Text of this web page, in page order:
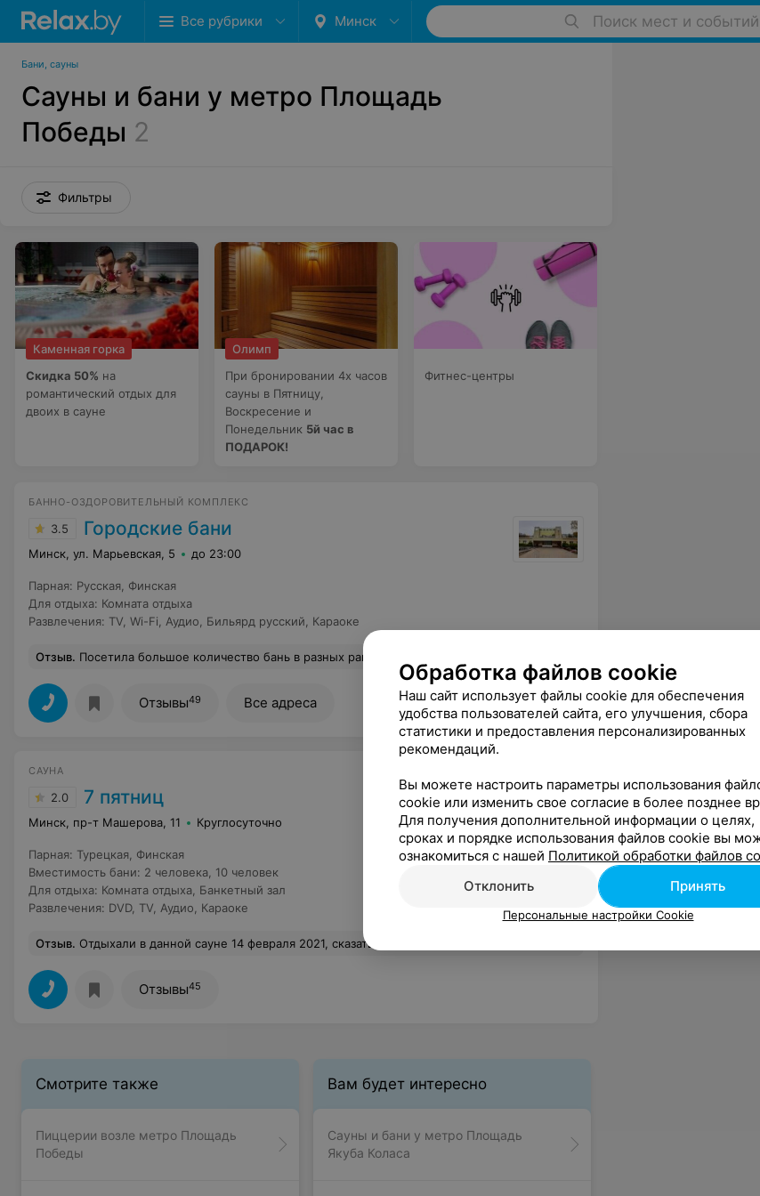
Все рубрики Минск Поиск мест и событий
Бани, сауны
Сауны и бани у метро Площадь
Победы 2
Фильтры
Каменная горка
Скидка 50% на
романтический отдых для
двоих в сауне
Олимп
При бронировании 4х часов
сауны в Пятницу,
Воскресение и
Понедельник 5й час в
ПОДАРОК!
Фитнес-центры
БАННО-ОЗДОРОВИТЕЛЬНЫЙ КОМПЛЕКС
3.5 Городские бани
Минск, ул. Марьевская, 5 до 23:00
Парная: Русская Финская
Для отдыха: Комната отдыха
Развлечения: TV Wi-Fi Аудио Бильярд русский Караоке
Отзыв. Посетила большое количество бань в разных районах Минска. Лично для меня- это баня самая лучшая!!! Устраивает все!! Парные, бассейн, персонал, помывочные и т. д. - ни одного минуса не нашла!! Посетив эту баньку- выхожу довольная и счастливая!!! Спасибо всему персоналу!!! Ушла на пенсию, переехала жить за город (50 ки. От Минска), но минимум 1 раз в месяц посещаю эту баньку!!!
Отзывы49 Все адреса
САУНА
2.0 7 пятниц
Минск, пр-т Машерова, 11 Круглосуточно
Парная: Турецкая Финская
Вместимость бани: 2 человека 10 человек
Для отдыха: Комната отдыха Банкетный зал
Развлечения: DVD, TV Аудио Караоке
Отзыв. Отдыхали в данной сауне 14 февраля 2021, сказать что моему ужасу был предел, его просто не было, один сплошной кошмар! Стоимость данного места не уступает саунам наивысшего уровня. Фото, которое предоставляется на сайте старые, возможно когда-то там было хорошо. На сегодняшний момент, это одна сплошная плесень и чернота, черный бассейн, черные стены, двери, разбитая плитка, которая просто прикрыта ковриками. Все грязное, стеклянные двери в сауну не видели никогда уборки, доска в сауне в плачевном состоянии, просто висит на чем попало, роспись на стенах (возможно когда-то красивая) просто в черной плесени. Как сказал нам администратор - да у нас плохо, да нам нужен ремонт, так вот в первую очередь нужно просто убирать перед приходом гостей, а не драть с людей деньги Любой ремонт можно угробить не поддерживая чистоту, плюс все же есть - теплый бассейн, правда в нем глядя на ситуацию вокруг просто страшно плавать. Не хотели портить себе вечер, вот и не ушли.
Отзывы45
Смотрите также
Пиццерии возле метро Площадь
Победы
Вам будет интересно
Сауны и бани у метро Площадь
Якуба Коласа
Обработка файлов cookie
Наш сайт использует файлы cookie для обеспечения
удобства пользователей сайта, его улучшения, сбора
статистики и предоставления персонализированных
рекомендаций.
Вы можете настроить параметры использования
cookie или изменить свое согласие в более позднее
Для получения дополнительной информации о целях,
сроках и порядке использования файлов cookie вы
ознакомиться с нашей Политикой обработки файлов
Отклонить
Принять
Персональные настройки Cookie